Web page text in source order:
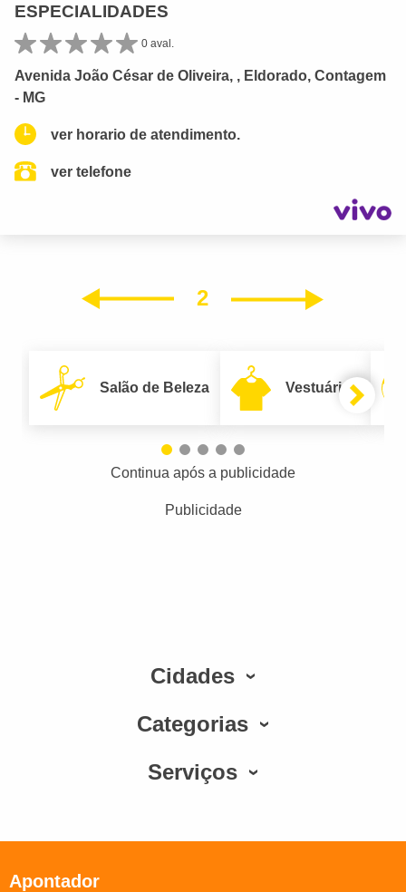
ESPECIALIDADES
0 aval.
Avenida João César de Oliveira, , Eldorado, Contagem
- MG
ver horario de atendimento.
ver telefone
2
Salão de Beleza Vestuário
Continua após a publicidade
Publicidade
Cidades
Categorias
Serviços
Apontador